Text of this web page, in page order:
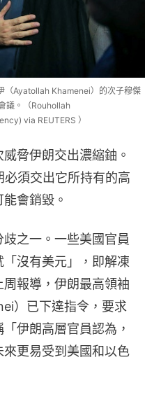
（Ayatollah Khamenei）的次子穆傑
議。（Rouhollah
via REUTERS ）
脅伊朗交出濃縮鈾。
須交出它所持有的高
會銷毀。
之一。一些美國官員
沒有美元」，即解凍
報導，伊朗最高領袖
）已下達指令，要求
伊朗高層官員認為，
更易受到美國和以色